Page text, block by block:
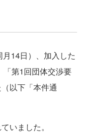
14日）、加入した
第1回団体交渉要
以下「本件通
いました。